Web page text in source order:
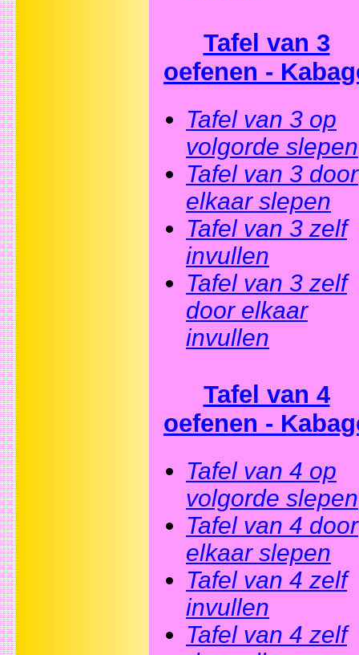
Tafel van 3
oefenen -
Tafel van 3 op
volgorde slepen
Tafel van 3 door
elkaar slepen
Tafel van 3 zelf
invullen
Tafel van 3 zelf
door elkaar
invullen
Tafel van 4
oefenen -
Tafel van 4 op
volgorde slepen
Tafel van 4 door
elkaar slepen
Tafel van 4 zelf
invullen
Tafel van 4 zelf